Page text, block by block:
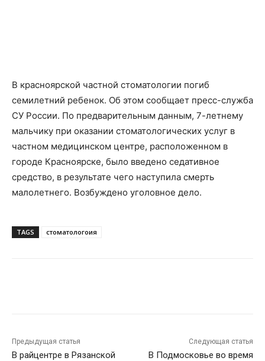
В красноярской частной стоматологии погиб
семилетний ребенок. Об этом сообщает пресс-служба
СУ России. По предварительным данным, 7-летнему
мальчику при оказании стоматологических услуг в
частном медицинском центре, расположенном в
городе Красноярске, было введено седативное
средство, в результате чего наступила смерть
малолетнего. Возбуждено уголовное дело.
TAGS стоматологоия
Предыдущая статья
В райцентре в Рязанской
Следующая статья
В Подмосковье во время